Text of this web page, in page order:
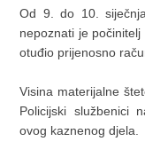
Od 9. do 10.
nepoznati je
otuđio prijenosno
Visina materijalne
Policijski službenici
ovog kaznenog djela.